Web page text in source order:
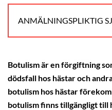
ANMÄLNINGSPLIKTIG
Botulism är en förgiftning
dödsfall hos hästar och
botulism hos hästar
botulism finns tillgängligt till